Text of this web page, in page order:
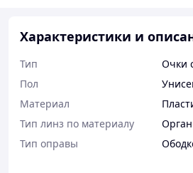
Характеристики и
Тип
Очки
Пол
Материал
Тип линз по материалу
Тип оправы